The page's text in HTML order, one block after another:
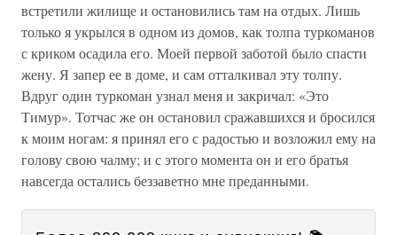
встретили жилище и остановились там на отдых. Лишь
только я укрылся в одном из домов, как толпа туркоманов
с криком осадила его. Моей первой заботой было спасти
жену. Я запер ее в доме, и сам отталкивал эту толпу.
Вдруг один туркоман узнал меня и закричал: «Это
Тимур». Тотчас же он остановил сражавшихся и бросился
к моим ногам: я принял его с радостью и возложил ему на
голову свою чалму; и с этого момента он и его братья
навсегда остались беззаветно мне преданными.